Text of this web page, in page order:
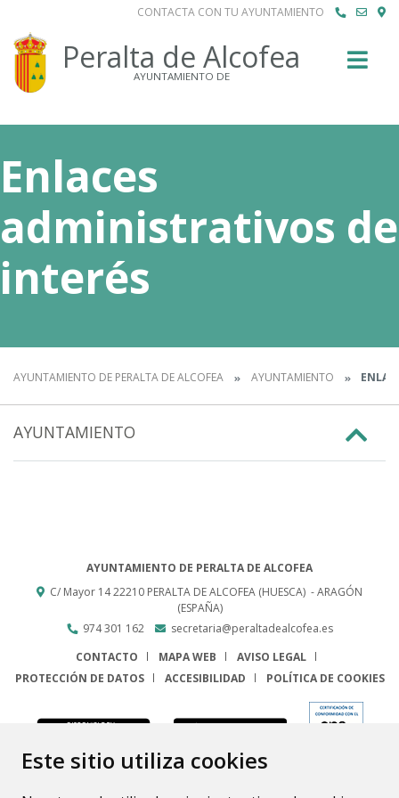
Este sitio utiliza cookies
CONTACTA CON TU AYUNTAMIENTO
Peralta de Alcofea
AYUNTAMIENTO DE
Enlaces
administrativos de
interés
AYUNTAMIENTO DE PERALTA DE ALCOFEA AYUNTAMIENTO
AYUNTAMIENTO
AYUNTAMIENTO DE PERALTA DE ALCOFEA
C/ Mayor 1422210 PERALTA DE ALCOFEA (HUESCA) - ARAGÓN
(ESPAÑA)
974 301 162
secretaria@peraltadealcofea.es
CONTACTO
MAPA WEB
AVISO LEGAL
PROTECCIÓN DE DATOS
ACCESIBILIDAD POLÍTICA DE COOKIES